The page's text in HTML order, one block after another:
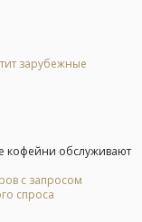
зарубежные
кофейни обслуживают
с запросом
спроса